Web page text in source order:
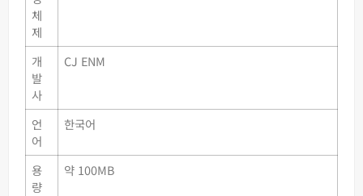
체
제
개
발
사
CJ ENM
언
어
한국어
용
량
약 100MB